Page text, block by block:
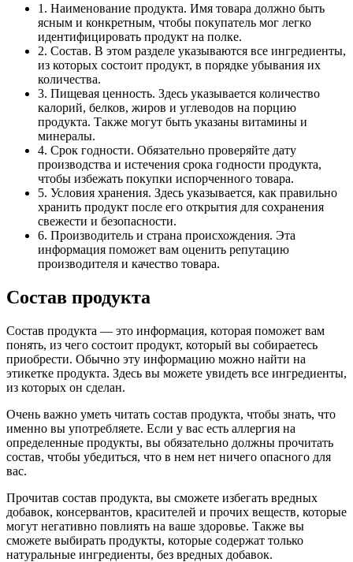
1. Наименование продукта. Имя товара должно быть
ясным и конкретным, чтобы покупатель мог легко
идентифицировать продукт на полке.
2. Состав. В этом разделе указываются все ингредиенты,
из которых состоит продукт, в порядке убывания их
количества.
3. Пищевая ценность. Здесь указывается количество
калорий, белков, жиров и углеводов на порцию
продукта. Также могут быть указаны витамины и
минералы.
4. Срок годности. Обязательно проверяйте дату
производства и истечения срока годности продукта,
чтобы избежать покупки испорченного товара.
5. Условия хранения. Здесь указывается, как правильно
хранить продукт после его открытия для сохранения
свежести и безопасности.
6. Производитель и страна происхождения. Эта
информация поможет вам оценить репутацию
производителя и качество товара.
Состав продукта
Состав продукта — это информация, которая поможет вам
понять, из чего состоит продукт, который вы собираетесь
приобрести. Обычно эту информацию можно найти на
этикетке продукта. Здесь вы можете увидеть все ингредиенты,
из которых он сделан.
Очень важно уметь читать состав продукта, чтобы знать, что
именно вы употребляете. Если у вас есть аллергия на
определенные продукты, вы обязательно должны прочитать
состав, чтобы убедиться, что в нем нет ничего опасного для
вас.
Прочитав состав продукта, вы сможете избегать вредных
добавок, консервантов, красителей и прочих веществ, которые
могут негативно повлиять на ваше здоровье. Также вы
сможете выбирать продукты, которые содержат только
натуральные ингредиенты, без вредных добавок.